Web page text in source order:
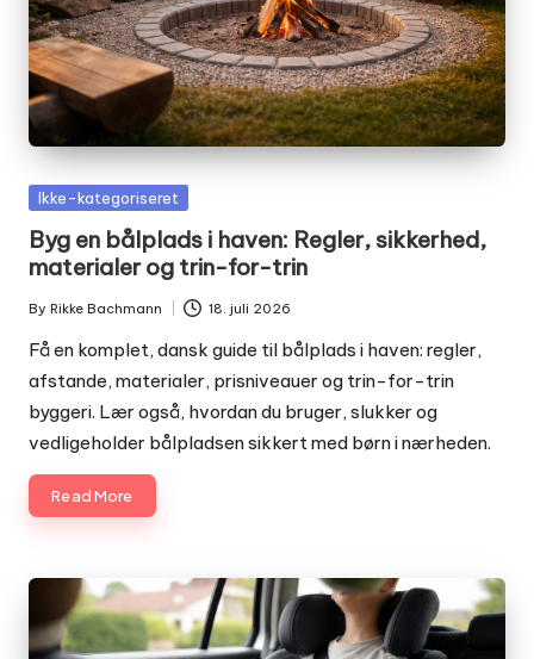
Posted
Ikke-kategoriseret
Byg en bålplads i haven: Regler, sikkerhed,
materialer og trin-for-trin
Posted
by
By Rikke Bachmann 18. juli 2026
Få en komplet, dansk guide til bålplads i haven: regler,
afstande, materialer, prisniveauer og trin-for-trin
byggeri. Lær også, hvordan du bruger, slukker og
vedligeholder bålpladsen sikkert med børn i nærheden.
Read More